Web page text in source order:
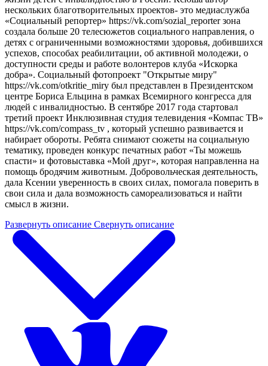
нескольких благотворительных проектов- это медиаслужба
«Социальный репортер» https://vk.com/sozial_reporter зона
создала больше 20 телесюжетов социального направления, о
детях с ограниченными возможностями здоровья, добившихся
успехов, способах реабилитации, об активной молодежи, о
доступности среды и работе волонтеров клуба «Искорка
добра». Социальный фотопроект "Открытые миру"
https://vk.com/otkritie_miry был представлен в Президентском
центре Бориса Ельцина в рамках Всемирного конгресса для
людей с инвалидностью. В сентябре 2017 года стартовал
третий проект Инклюзивная студия телевидения «Компас ТВ»
https://vk.com/compass_tv , который успешно развивается и
набирает обороты. Ребята снимают сюжеты на социальную
тематику, проведен конкурс печатных работ «Ты можешь
спасти» и фотовыставка «Мой друг», которая направленна на
помощь бродячим животным. Добровольческая деятельность,
дала Ксении уверенность в своих силах, помогала поверить в
свои сила и дала возможность самореализоваться и найти
смысл в жизни.
Развернуть описание Свернуть описание